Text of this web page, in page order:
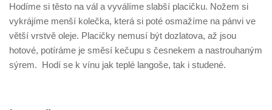
Hodíme si těsto na vál a vyválíme slabší placičku. Nožem si
vykrájíme menší kolečka, která si poté osmažíme na pánvi ve
větší vrstvě oleje. Placičky nemusí být dozlatova, až jsou
hotové, potíráme je směsí kečupu s česnekem a nastrouhaným
sýrem. Hodí se k vínu jak teplé langoše, tak i studené.